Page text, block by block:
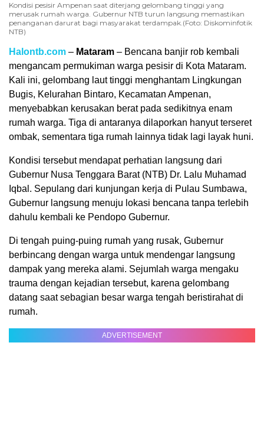
Kondisi pesisir Ampenan saat diterjang gelombang tinggi yang
merusak rumah warga. Gubernur NTB turun langsung memastikan
penanganan darurat bagi masyarakat terdampak.(Foto: Diskominfotik
NTB)
Halontb.com – Mataram – Bencana banjir rob kembali
mengancam permukiman warga pesisir di Kota Mataram.
Kali ini, gelombang laut tinggi menghantam Lingkungan
Bugis, Kelurahan Bintaro, Kecamatan Ampenan,
menyebabkan kerusakan berat pada sedikitnya enam
rumah warga. Tiga di antaranya dilaporkan hanyut terseret
ombak, sementara tiga rumah lainnya tidak lagi layak huni.
Kondisi tersebut mendapat perhatian langsung dari
Gubernur Nusa Tenggara Barat (NTB) Dr. Lalu Muhamad
Iqbal. Sepulang dari kunjungan kerja di Pulau Sumbawa,
Gubernur langsung menuju lokasi bencana tanpa terlebih
dahulu kembali ke Pendopo Gubernur.
Di tengah puing-puing rumah yang rusak, Gubernur
berbincang dengan warga untuk mendengar langsung
dampak yang mereka alami. Sejumlah warga mengaku
trauma dengan kejadian tersebut, karena gelombang
datang saat sebagian besar warga tengah beristirahat di
rumah.
ADVERTISEMENT